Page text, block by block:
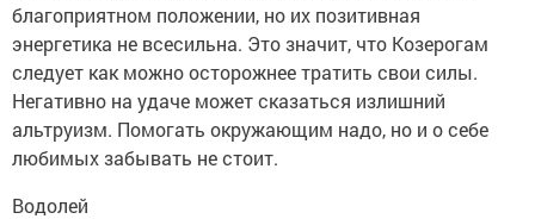
благоприятном положении, но их позитивная
энергетика не всесильна. Это значит, что Козерогам
следует как можно осторожнее тратить свои силы.
Негативно на удаче может сказаться излишний
альтруизм. Помогать окружающим надо, но и о себе
любимых забывать не стоит.
Водолей